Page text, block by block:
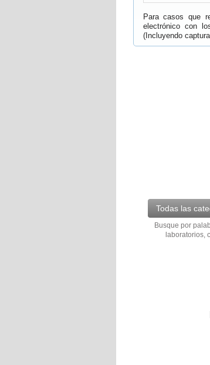
Para casos que
electrónico con
(Incluyendo
Todas las
Busque por
laboratorios,